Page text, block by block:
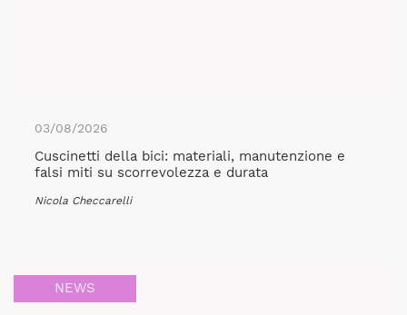
03/08/2026
Cuscinetti della bici: materiali, manutenzione e
falsi miti su scorrevolezza e durata
Nicola Checcarelli
NEWS